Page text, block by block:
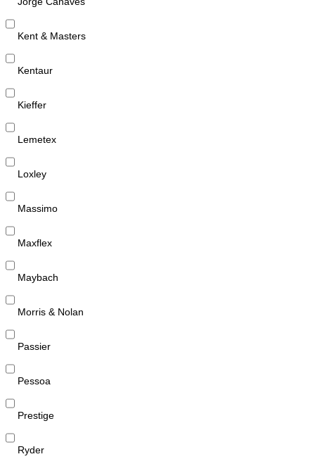
Kent & Masters
Kentaur
Kieffer
Lemetex
Loxley
Massimo
Maxflex
Maybach
Morris & Nolan
Passier
Pessoa
Prestige
Ryder